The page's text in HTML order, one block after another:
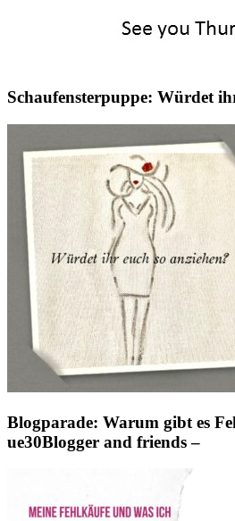
Schaufensterpuppe: Würdet
Blogparade: Warum gibt es
ue30Blogger and friends –